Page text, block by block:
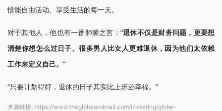
惜能自由活动、享受生活的每一天。
对于其他人，他也有一番肺腑之言：“退休不仅是财务问题，更要想
清楚你想怎么过日子。很多男人比女人更难退休，因为他们太依赖
工作来定义自己。 ”
“只要计划得好，退休的日子其实比上班还幸福。”
来源链接: https://www.theglobeandmail.com/investing/globe-